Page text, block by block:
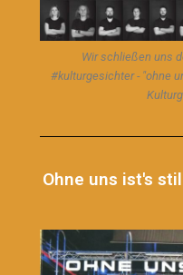
Wir schließen uns
#kulturgesichter - "ohne
Ohne uns ist's